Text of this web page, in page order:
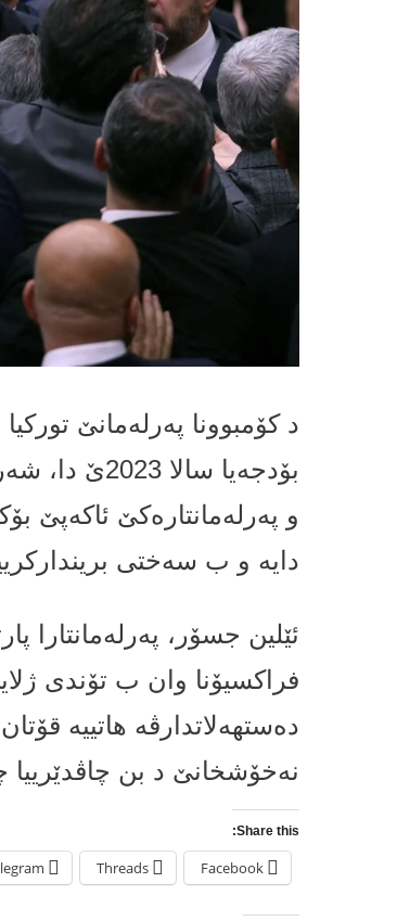
د كۆمبوونا پەرلەمانێ
بۆدجەیا
و پەرلەمانتارەكێ ئاكەپێ
دایە و ب سەختی
ئێلین جسۆر، پەرلەمانتارا
فراكسیۆنا وان ب تۆندی
دەستهەلاتدارڤە هاتییە
نەخۆشخانێ د بن چاڤدێرییا
Share this:
Facebook
Threads